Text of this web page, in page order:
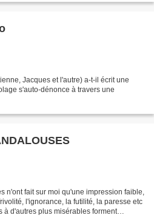
Jacques et l'autre) a-t-il écrit une
s'auto-dénonce à travers une
n'ont fait sur moi qu'une impression faible,
l'ignorance, la futilité, la paresse etc
à d'autres plus misérables forment